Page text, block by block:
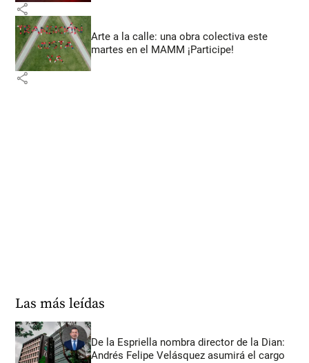
share
Arte a la calle: una obra colectiva este
martes en el MAMM ¡Participe!
share
Las más leídas
De la Espriella nombra director de la Dian:
Andrés Felipe Velásquez asumirá el cargo